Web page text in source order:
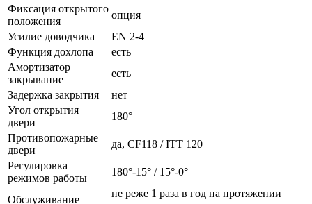
Фиксация открытого
положения
опция
Усилие доводчика
EN 2-4
Функция дохлопа
есть
Амортизатор
закрывание
есть
Задержка закрытия
нет
Угол открытия
двери
180°
Противопожарные
двери
да, CF118 / ITT 120
Регулировка
режимов работы
180°-15° / 15°-0°
Обслуживание
не реже 1 раза в год на протяжении